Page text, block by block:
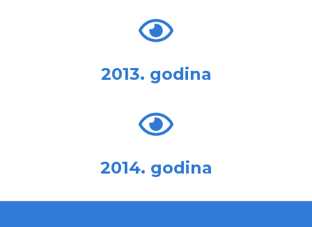
2013. godina
2014. godina